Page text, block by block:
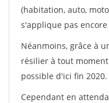
(habitation, auto,
s'applique pas
Néanmoins, grâce à
résilier à tout
possible d'ici fin 2020.
Cependant en